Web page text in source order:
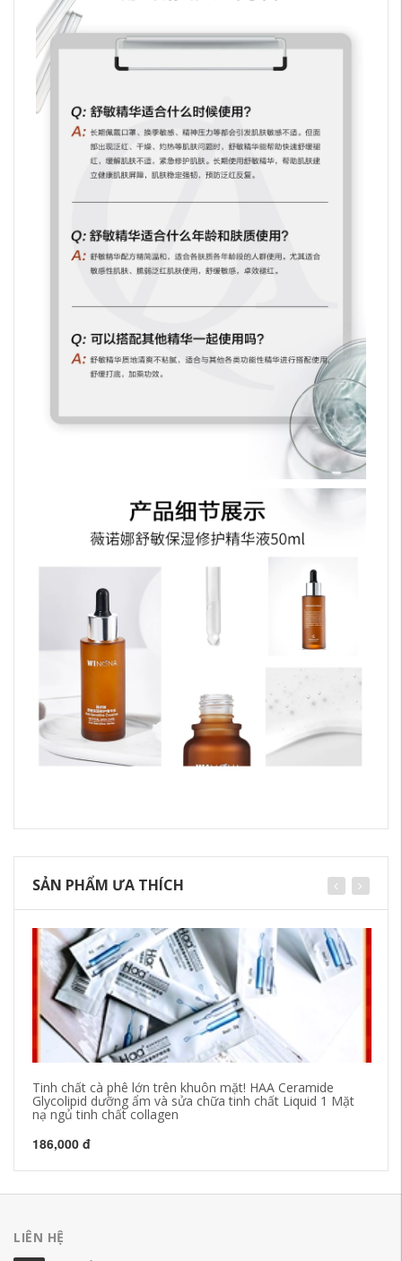
SẢN PHẨM ƯA THÍCH
Tinh chất cà phê lớn trên khuôn mặt! HAA Ceramide
Glycolipid dưỡng ẩm và sửa chữa tinh chất Liquid 1 Mặt
nạ ngủ tinh chất collagen
186,000 đ
LIÊN HỆ